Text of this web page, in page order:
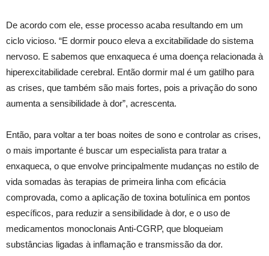
De acordo com ele, esse processo acaba resultando em um
ciclo vicioso. “E dormir pouco eleva a excitabilidade do sistema
nervoso. E sabemos que enxaqueca é uma doença relacionada à
hiperexcitabilidade cerebral. Então dormir mal é um gatilho para
as crises, que também são mais fortes, pois a privação do sono
aumenta a sensibilidade à dor”, acrescenta.
Então, para voltar a ter boas noites de sono e controlar as crises,
o mais importante é buscar um especialista para tratar a
enxaqueca, o que envolve principalmente mudanças no estilo de
vida somadas às terapias de primeira linha com eficácia
comprovada, como a aplicação de toxina botulínica em pontos
específicos, para reduzir a sensibilidade à dor, e o uso de
medicamentos monoclonais Anti-CGRP, que bloqueiam
substâncias ligadas à inflamação e transmissão da dor.